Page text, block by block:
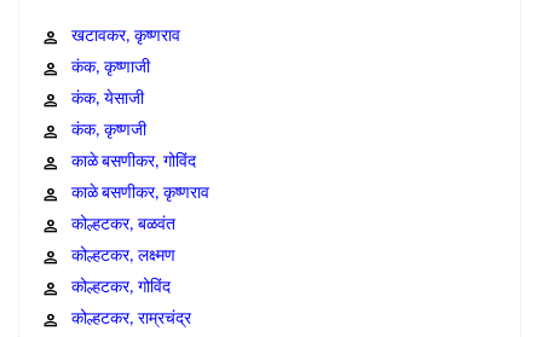
खटावकर, कृष्णराव
कंक, कृष्णाजी
कंक, येसाजी
कंक, कृष्णजी
काळे बसणीकर, गोविंद
काळे बसणीकर, कृष्णराव
कोल्हटकर, बळवंत
कोल्हटकर, लक्ष्मण
कोल्हटकर, गोविंद
कोल्हटकर, राम्रचंद्र